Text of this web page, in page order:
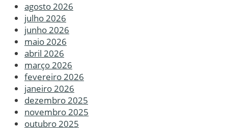
agosto 2026
julho 2026
junho 2026
maio 2026
abril 2026
março 2026
fevereiro 2026
janeiro 2026
dezembro 2025
novembro 2025
outubro 2025